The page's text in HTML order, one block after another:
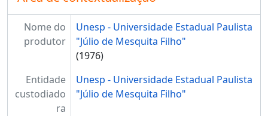
Nome do
produtor
Unesp - Universidade Estadual Paulista
"Júlio de Mesquita Filho"
(1976)
Entidade
custodiado
ra
Unesp - Universidade Estadual Paulista
"Júlio de Mesquita Filho"